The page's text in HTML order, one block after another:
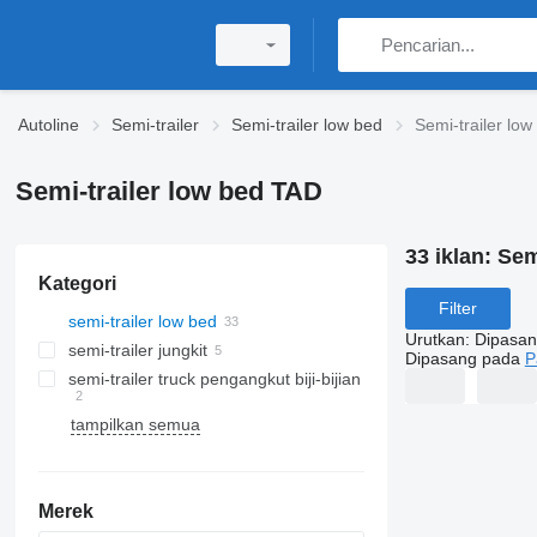
Autoline Semi-trailer Semi-trailer low bed Semi-trailer low
Semi-trailer low bed TAD
Kategori
semi-trailer low bed
semi-trailer jungkit
semi-trailer truck pengangkut biji-bijian
tampilkan semua
Merek
33 iklan:
Filter
Urutkan:
Dipasang pada